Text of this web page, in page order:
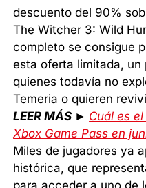
descuento del 90%
The Witcher 3: Wild
completo se consigue
esta oferta limitada, un
quienes todavía no
Temeria o quieren
LEER MÁS ► Cuál es
Xbox Game Pass en
Miles de jugadores ya
histórica, que